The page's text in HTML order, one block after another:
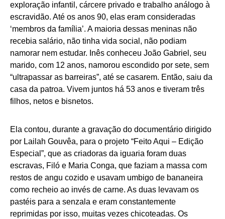
exploração infantil, cárcere privado e trabalho análogo à
escravidão. Até os anos 90, elas eram consideradas
‘membros da família’. A maioria dessas meninas não
recebia salário, não tinha vida social, não podiam
namorar nem estudar. Inês conheceu João Gabriel, seu
marido, com 12 anos, namorou escondido por sete, sem
“ultrapassar as barreiras”, até se casarem. Então, saiu da
casa da patroa. Vivem juntos há 53 anos e tiveram três
filhos, netos e bisnetos.
Ela contou, durante a gravação do documentário dirigido
por Lailah Gouvêa, para o projeto “Feito Aqui – Edição
Especial”, que as criadoras da iguaria foram duas
escravas, Filó e Maria Conga, que faziam a massa com
restos de angu cozido e usavam umbigo de bananeira
como recheio ao invés de carne. As duas levavam os
pastéis para a senzala e eram constantemente
reprimidas por isso, muitas vezes chicoteadas. Os